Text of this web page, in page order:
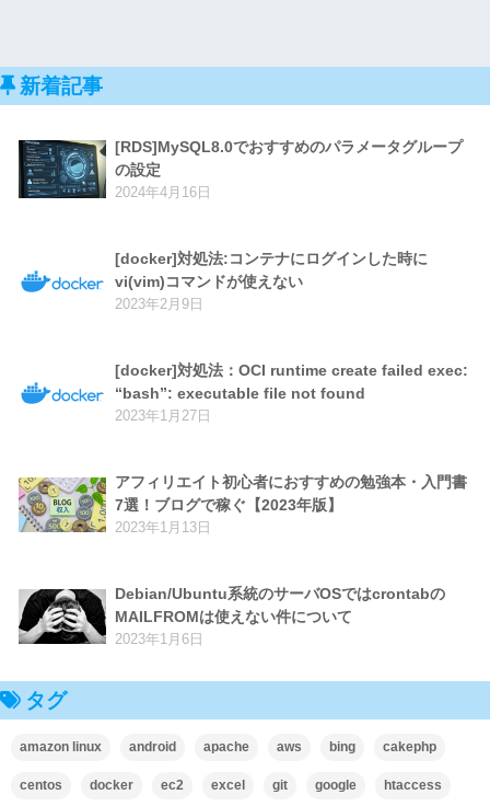
新着記事
[RDS]MySQL8.0でおすすめのパラメータグループ
の設定
2024年4月16日
[docker]対処法:コンテナにログインした時に
vi(vim)コマンドが使えない
2023年2月9日
[docker]対処法：OCI runtime create failed exec:
“bash”: executable file not found
2023年1月27日
アフィリエイト初心者におすすめの勉強本・入門書
7選！ブログで稼ぐ【2023年版】
2023年1月13日
Debian/Ubuntu系統のサーバOSではcrontabの
MAILFROMは使えない件について
2023年1月6日
タグ
amazon linux android apache aws bing cakephp
centos docker ec2 excel git google htaccess